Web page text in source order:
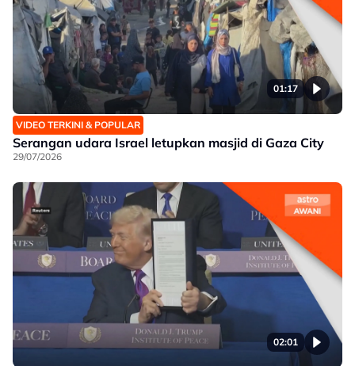
01:17
VIDEO TERKINI & POPULAR
Serangan udara Israel letupkan masjid di Gaza City
29/07/2026
02:01